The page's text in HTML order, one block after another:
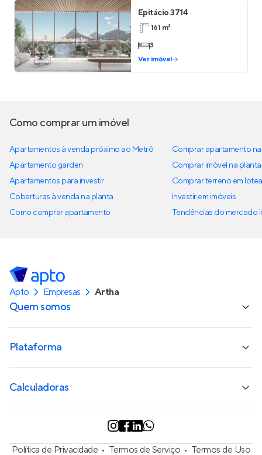
Epitácio 3714
161 m²
3
Ver imóvel
Como comprar um imóvel
Apartamentos à venda próximo ao Metrô
Apartamento garden
Apartamentos para investir
Coberturas à venda na planta
Como comprar apartamento
Comprar apartamento
Comprar imóvel na planta
Comprar terreno em
Investir em imóveis
Tendências do mercado
Apto Empresas Artha
Quem somos
Plataforma
Calculadoras
Política de Privacidade Termos de Serviço Termos de Uso